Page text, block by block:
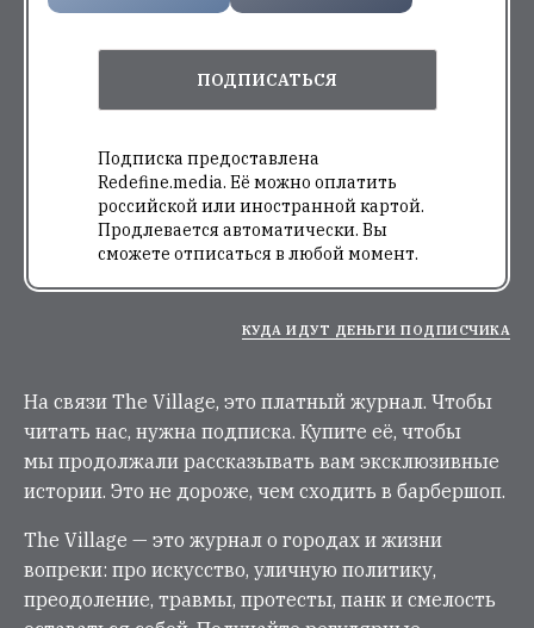
ПОДПИСАТЬСЯ
Подписка предоставлена
Redefine.media. Её можно оплатить
российской или иностранной картой.
Продлевается автоматически. Вы
сможете отписаться в любой момент.
КУДА ИДУТ ДЕНЬГИ ПОДПИСЧИКА
На связи The Village, это платный журнал. Чтобы
читать нас, нужна подписка. Купите её, чтобы
мы продолжали рассказывать вам эксклюзивные
истории. Это не дороже, чем сходить в барбершоп.
The Village — это журнал о городах и жизни
вопреки: про искусство, уличную политику,
преодоление, травмы, протесты, панк и смелость